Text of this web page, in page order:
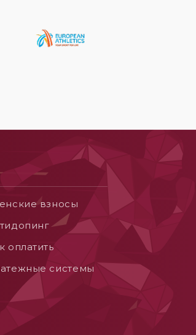
взносы
оплатить
системы